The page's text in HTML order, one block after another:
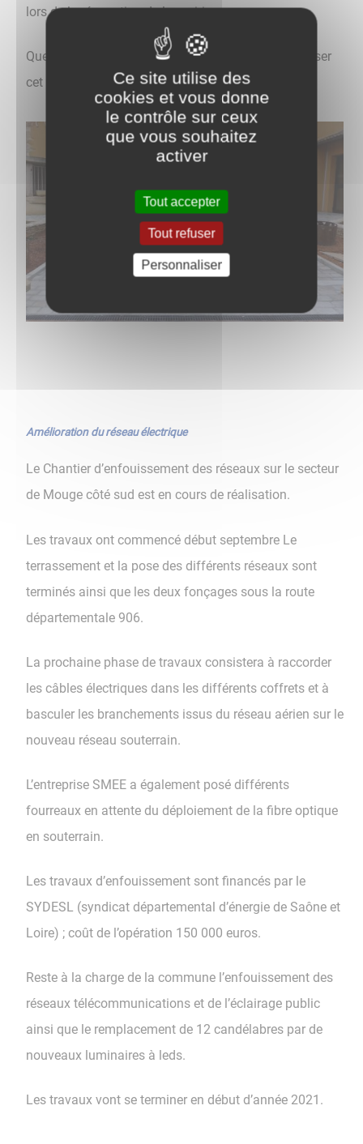
lors de la rénovation de la mairie.
Quelques plantations seront envisagées pour finaliser
cet aménagement réussi.
Amélioration du réseau électrique
Le Chantier d’enfouissement des réseaux sur le secteur
de Mouge côté sud est en cours de réalisation.
Les travaux ont commencé début septembre Le
terrassement et la pose des différents réseaux sont
terminés ainsi que les deux fonçages sous la route
départementale 906.
La prochaine phase de travaux consistera à raccorder
les câbles électriques dans les différents coffrets et à
basculer les branchements issus du réseau aérien sur le
nouveau réseau souterrain.
L’entreprise SMEE a également posé différents
fourreaux en attente du déploiement de la fibre optique
en souterrain.
Les travaux d’enfouissement sont financés par le
SYDESL (syndicat départemental d’énergie de Saône et
Loire) ; coût de l’opération 150 000 euros.
Reste à la charge de la commune l’enfouissement des
réseaux télécommunications et de l’éclairage public
ainsi que le remplacement de 12 candélabres par de
nouveaux luminaires à leds.
Les travaux vont se terminer en début d’année 2021.
Ce site utilise des
cookies et vous donne
le contrôle sur ceux
que vous souhaitez
activer
Tout accepter
Tout refuser
Personnaliser